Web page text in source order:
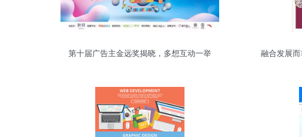
第十届广告主金远奖揭晓，多想互动一举
融合发展